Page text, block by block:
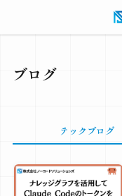
ブログ
テックブログ